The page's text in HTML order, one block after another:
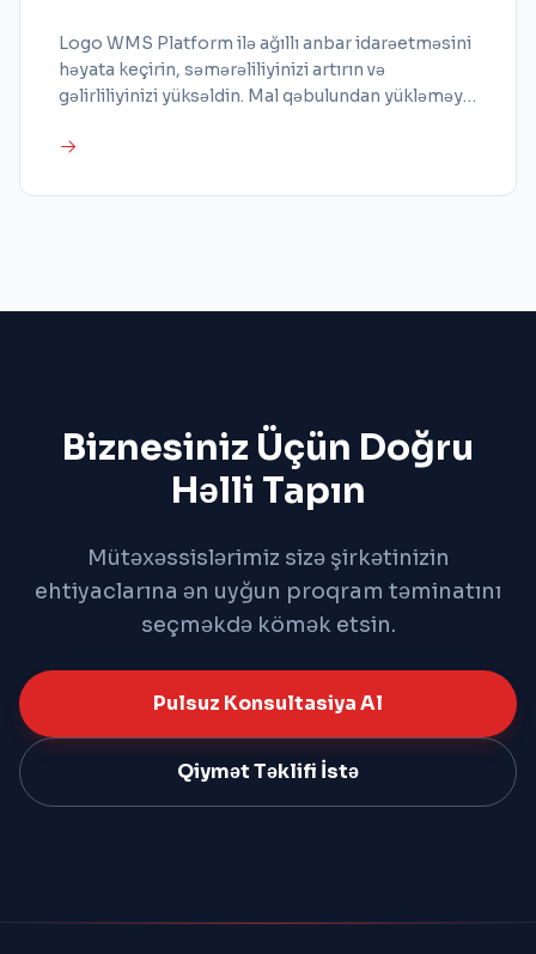
Logo WMS Platform ilə ağıllı anbar idarəetməsini
həyata keçirin, səmərəliliyinizi artırın və
gəlirliliyinizi yüksəldin. Mal qəbulundan yükləməyə,
məhsulun müştəriyə çatdırılmasına qədər bütün
üçün tək nöqtədən idarə edin.
Biznesiniz Üçün Doğru
Həlli Tapın
Mütəxəssislərimiz sizə şirkətinizin
ehtiyaclarına ən uyğun proqram təminatını
seçməkdə kömək etsin.
Pulsuz Konsultasiya Al
Qiymət Təklifi İstə